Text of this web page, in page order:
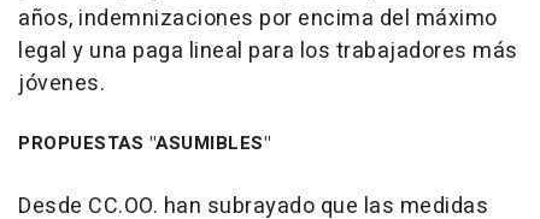
años, indemnizaciones por encima del máximo
legal y una paga lineal para los trabajadores más
jóvenes.
PROPUESTAS "ASUMIBLES"
Desde CC.OO. han subrayado que las medidas